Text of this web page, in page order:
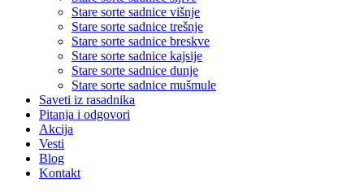
Stare sorte sadnice višnje
Stare sorte sadnice trešnje
Stare sorte sadnice breskve
Stare sorte sadnice kajsije
Stare sorte sadnice dunje
Stare sorte sadnice mušmule
Saveti iz rasadnika
Pitanja i odgovori
Akcija
Vesti
Blog
Kontakt